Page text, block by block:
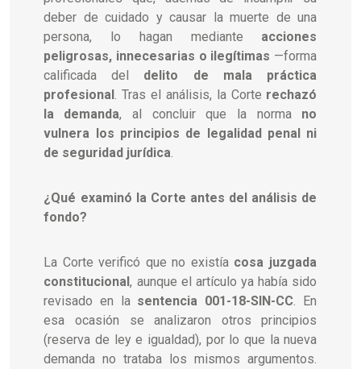
deber de cuidado y causar la muerte de una
persona, lo hagan mediante acciones
peligrosas, innecesarias o ilegítimas —forma
calificada del delito de mala práctica
profesional. Tras el análisis, la Corte rechazó
la demanda, al concluir que la norma no
vulnera los principios de legalidad penal ni
de seguridad jurídica.
¿Qué examinó la Corte antes del análisis de
fondo?
La Corte verificó que no existía cosa juzgada
constitucional, aunque el artículo ya había sido
revisado en la sentencia 001-18-SIN-CC. En
esa ocasión se analizaron otros principios
(reserva de ley e igualdad), por lo que la nueva
demanda no trataba los mismos argumentos.